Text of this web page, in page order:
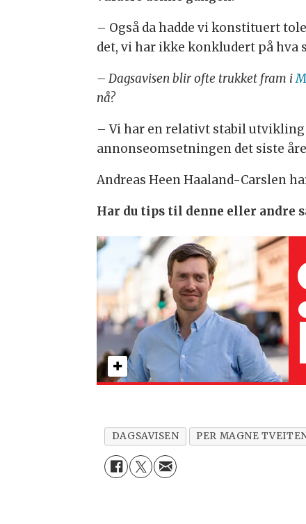
– Også da hadde vi konstituert
det, vi har ikke konkludert på hva
– Dagsavisen blir ofte trukket fram i
nå?
– Vi har en relativt stabil
annonseomsetningen det siste
Andreas Heen Haaland-Carslen
Har du tips til denne eller andre
DAGSAVISEN PER MAGNE